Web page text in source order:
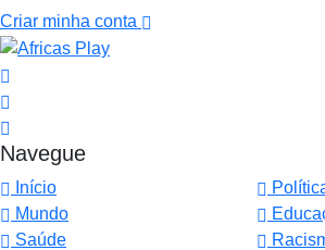
Criar minha conta
Navegue
Início
Mundo
Saúde